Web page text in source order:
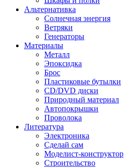
Альтернативка
Солнечная энергия
Ветряки
Генераторы
Материалы
Металл
Эпоксидка
Брос
Пластиковые бутылки
CD/DVD диски
Природный материал
Автопокрышки
Проволока
Литература
Электроника
Сделай сам
Моделист-конструктор
Строительство